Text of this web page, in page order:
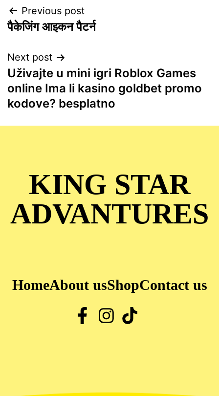
Previous post
पैकेजिंग आइकन पैटर्न
Next post
Uživajte u mini igri Roblox Games
online Ima li kasino goldbet promo
kodove? besplatno
KING STAR
ADVANTURES
HomeAbout usShopContact us